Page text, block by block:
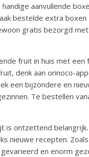
aanvullende
bestelde extra boxen
gratis bezorgd
fruit in huis met een
denk aan orinoco-
een bijzondere en
Te bestellen
is ontzettend
nieuwe recepten.
en enorm